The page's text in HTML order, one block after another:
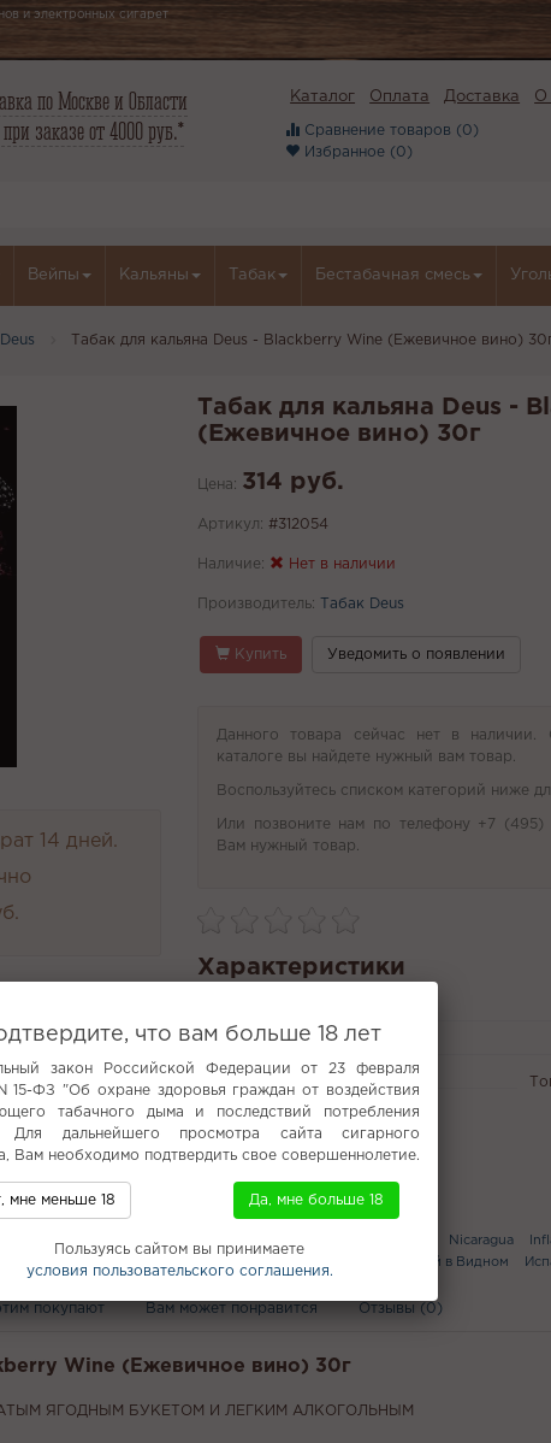
и электронных сигарет
по Москве и Области
заказе от 4000 руб.*
Каталог Оплата Доставка О
Сравнение товаров (0)
Избранное (0)
Вейпы Кальяны Табак Бестабачная смесь
Табак для кальяна Deus - Blackberry Wine (Ежевичное вино)
14 дней.
Табак для кальяна Deus -
(Ежевичное вино) 30г
Цена: 314 руб.
Артикул: #312054
Наличие: Нет в наличии
Производитель: Табак Deus
Купить Уведомить о появлении
Данного товара сейчас нет в
каталоге вы найдете нужный вам товар.
Воспользуйтесь списком категорий ниже
Или позвоните нам по телефону +7
Вам нужный товар.
Характеристики
Все характеристики
Популярное
Nicaragua
Кальяны с доставкой в Видном
покупают Вам может понравится Отзывы (0)
Wine (Ежевичное вино) 30г
ЯГОДНЫМ БУКЕТОМ И ЛЕГКИМ АЛКОГОЛЬНЫМ
что вам больше 18 лет
закон Российской Федерации от 23 февраля
15-ФЗ "Об охране здоровья граждан от воздействия
табачного дыма и последствий потребления
Для дальнейшего просмотра сайта сигарного
Вам необходимо подтвердить свое совершеннолетие.
мне меньше 18 Да, мне больше 18
Пользуясь сайтом вы принимаете
условия пользовательского соглашения.